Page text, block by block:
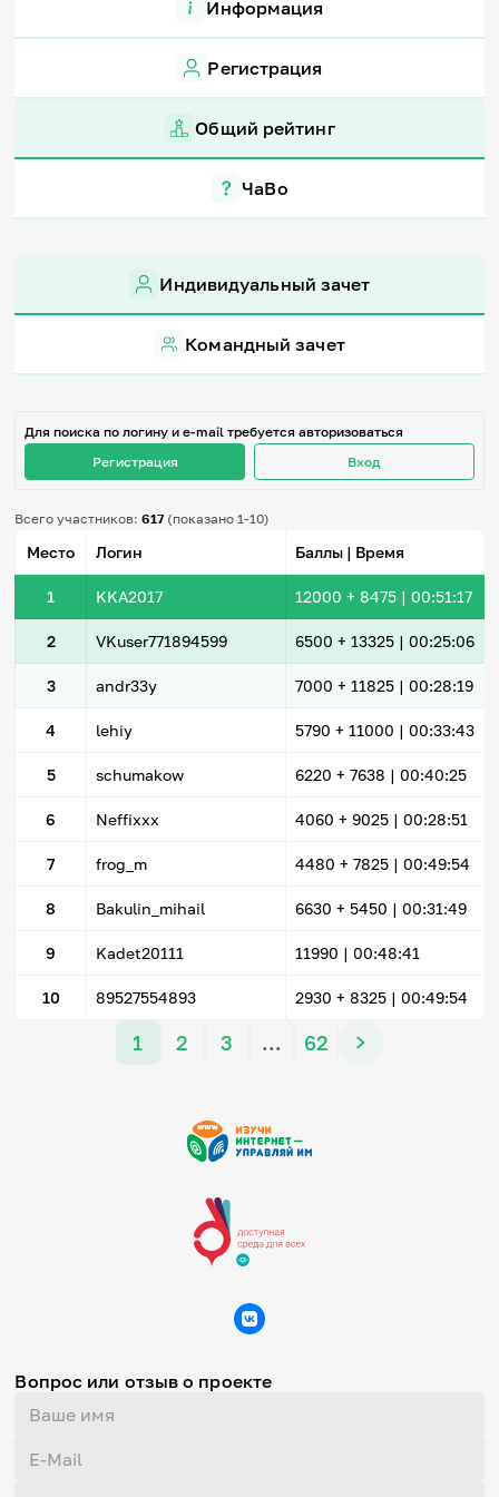
Игры и тренажеры
Знания в тестах
Настолка
Стихи
Школа наставников
IT-урок
Незрячим
Регистрация Вход
Информация
Регистрация
Общий рейтинг
ЧаВо
Индивидуальный зачет
Командный зачет
Для поиска по логину и e-mail требуется авторизоваться
Регистрация
Вход
Всего участников:617(показано 1-10)
Место Логин Баллы | Время
1 KKA2017 12000 + 8475| 00:51:17
2 VKuser771894599 6500 + 13325| 00:25:06
3 andr33y 7000 + 11825| 00:28:19
4 lehiy 5790 + 11000 | 00:33:43
5 schumakow 6220 + 7638 | 00:40:25
6 Neffixxx 4060 + 9025| 00:28:51
7 frog_m 4480 + 7825| 00:49:54
8 Bakulin_mihail 6630 + 5450 | 00:31:49
9 Kadet20111 11990 | 00:48:41
10 89527554893 2930 + 8325| 00:49:54
1 2 3 … 62
Вопрос или отзыв о проекте